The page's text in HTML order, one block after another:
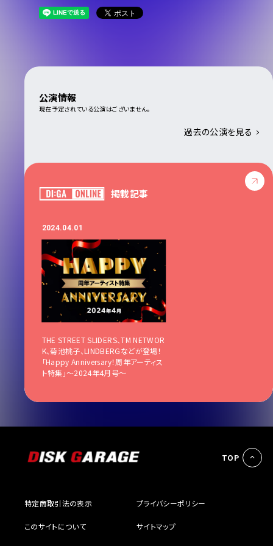
公演情報
現在予定されている公演はございません。
過去の公演を見る
掲載記事
2024.04.01
THE STREET SLIDERS、TM NETWOR
K、菊池桃子、LINDBERGなどが登場！
「Happy Anniversary！周年アーティス
ト特集」〜2024年4月号〜
TOP
特定商取引法の表示 プライバシーポリシー
このサイトについて サイトマップ